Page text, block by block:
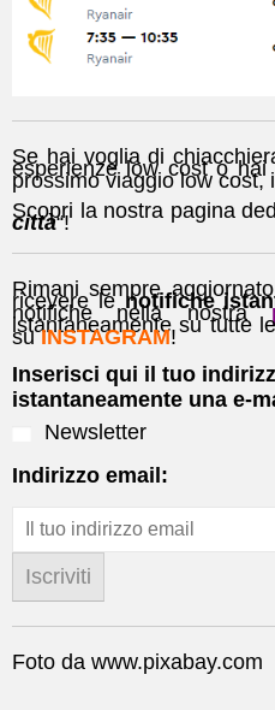
Se hai voglia di
esperienze low cost o hai
prossimo viaggio low
Scopri la nostra pagina
città“!
Rimani sempre
ricevere le notifiche
notifiche nella nostra
istantaneamente su tutte
su INSTAGRAM!
Inserisci qui il tuo
istantaneamente una e-
Newsletter
Indirizzo email:
Foto da www.pixabay.com